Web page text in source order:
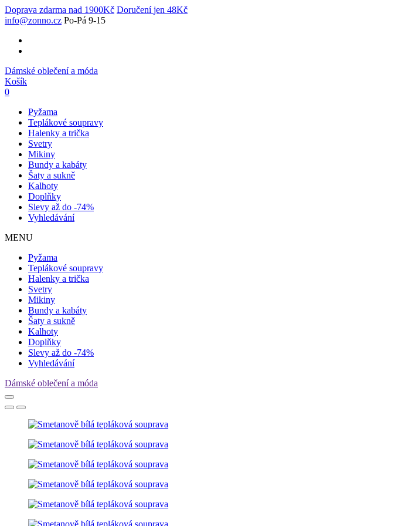
Doprava zdarma nad 1900Kč Doručeníjen 48Kč
info@zonno.cz Po-Pá 9-15
Dámské oblečení a móda
Košík
0
Pyžama
Teplákové soupravy
Halenky a trička
Svetry
Mikiny
Bundy a kabáty
Šaty a sukně
Kalhoty
Doplňky
Slevy až do -74%
Vyhledávání
MENU
Pyžama
Teplákové soupravy
Halenky a trička
Svetry
Mikiny
Bundy a kabáty
Šaty a sukně
Kalhoty
Doplňky
Slevy až do -74%
Vyhledávání
Dámské oblečení a móda